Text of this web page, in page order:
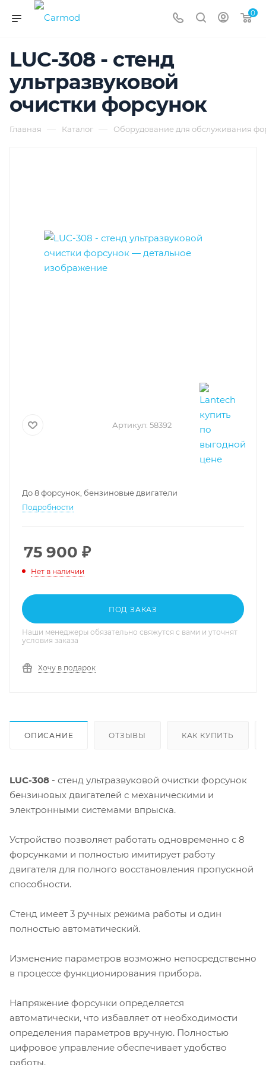
0
LUC-308 - стенд
ультразвуковой
очистки форсунок
Главная — Каталог — Оборудование для обслуживания
Артикул: 58392
До 8 форсунок, бензиновые двигатели
Подробности
75 900 ₽
Нет в наличии
ПОД ЗАКАЗ
Наши менеджеры обязательно свяжутся с вами и уточнят
условия заказа
Хочу в подарок
ОПИСАНИЕ ОТЗЫВЫ КАК КУПИТЬ
LUC-308 - стенд ультразвуковой очистки форсунок
бензиновых двигателей с механическими и
электронными системами впрыска.
Устройство позволяет работать одновременно с 8
форсунками и полностью имитирует работу
двигателя для полного восстановления пропускной
способности.
Стенд имеет 3 ручных режима работы и один
полностью автоматический.
Изменение параметров возможно непосредственно
в процессе функционирования прибора.
Напряжение форсунки определяется
автоматически, что избавляет от необходимости
определения параметров вручную. Полностью
цифровое управление обеспечивает удобство
работы.